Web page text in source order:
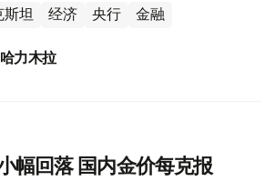
斯坦 经济 央行 金融
力木拉
幅回落 国内金价每克报